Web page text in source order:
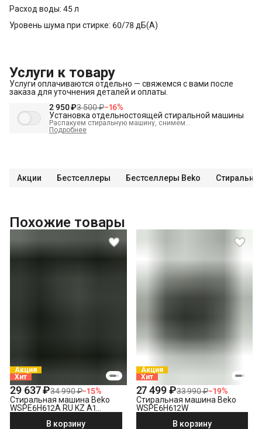
Расход воды: 45 л
Уровень шума при стирке: 60/78 дБ(А)
Услуги к товару
Услуги оплачиваются отдельно — свяжемся с вами после
заказа для уточнения деталей и оплаты.
2 950 ₽3 500 ₽−16%
Установка отдельностоящей стиральной машины
Распакуем стиральную машину, снимем
транспортировочные болты, выставим по уровню и
подключим к электрике, водоснабжению и канализации
Проверка работоспособности
Демонстрация работы техники
Выезд мастера в административных пределах города (МСК
Выезд мастера за административные пределы города
Демонтаж отдельностоящей стиральной машины
Утилизация техники
Подробнее
Акции Бестселлеры Бестселлеры Beko
Похожие товары
Акция
Хит
29 637 ₽34 990 ₽−15%
Стиральная машина Beko
WSPE6H612A RU KZ A1
В корзину
Акция
Хит
27 499 ₽33 990 ₽−19%
Стиральная машина Beko
WSPE6H612W
В корзину